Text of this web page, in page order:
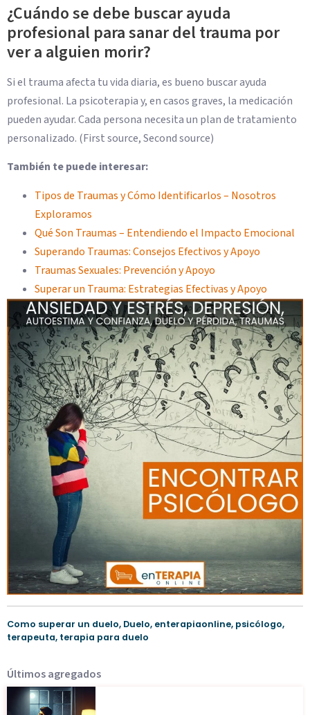
¿Cuándo se debe buscar ayuda
profesional para sanar del trauma por
ver a alguien morir?
Si el trauma afecta tu vida diaria, es bueno buscar ayuda
profesional. La psicoterapia y, en casos graves, la medicación
pueden ayudar. Cada persona necesita un plan de tratamiento
personalizado. (First source, Second source)
También te puede interesar:
Tipos de Traumas y Cómo Identificarlos – Nosotros
Exploramos
Qué Son Traumas – Entendiendo el Impacto Emocional
Superando Traumas: Consejos Efectivos y Apoyo
Traumas Sexuales: Prevención y Apoyo
Superar un Trauma: Estrategias Efectivas y Apoyo
Como superar un duelo, Duelo, enterapiaonline, psicólogo,
terapeuta, terapia para duelo
Últimos agregados